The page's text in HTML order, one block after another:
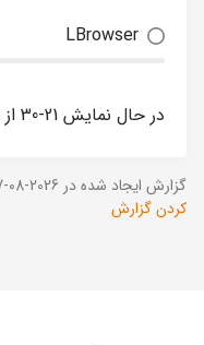
LBrowser
در حال نمایش 21-30 از 35
گزارش ایجاد شده در 2026-08-07 ساعت 16:22:04 (UTC +03:30).
کردن گزارش